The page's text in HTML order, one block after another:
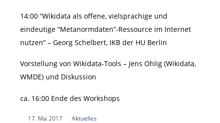
14:00 “Wikidata als offene, vielsprachige und
eindeutige “Metanormdaten”-Ressource im Internet
nutzen” – Georg Schelbert, IKB der HU Berlin
Vorstellung von Wikidata-Tools – Jens Ohlig (Wikidata,
WMDE) und Diskussion
ca. 16:00 Ende des Workshops
17. Mai 2017 Aktuelles